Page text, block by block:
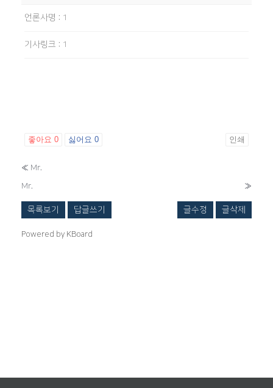
언론사명 : 1
기사링크 : 1
좋아요 0 싫어요 0 인쇄
« Mr.
Mr.
»
목록보기 답글쓰기 글수정 글삭제
Powered by KBoard